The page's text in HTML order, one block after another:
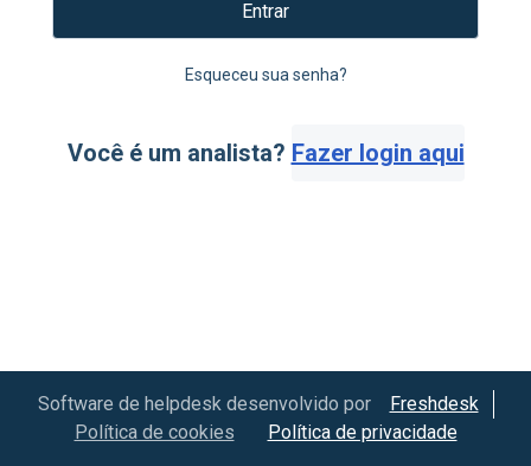
Entrar
Esqueceu sua senha?
Você é um analista? Fazer login aqui
Software de helpdesk desenvolvido por
Freshdesk
Política de cookies
Política de privacidade